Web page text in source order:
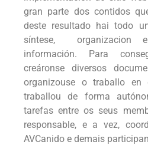
gran parte dos contidos
deste resultado hai todo
síntese, organizacion
información. Para
creáronse diversos
organizouse o traballo en
traballou de forma
tarefas entre os seus
responsable, e a vez,
AVCanido e demais